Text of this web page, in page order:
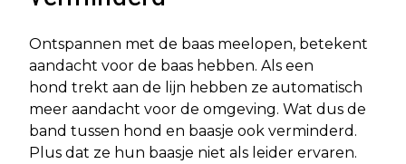
Ontspannen met de baas meelopen, betekent
aandacht voor de baas hebben. Als een
hond trekt aan de lijn hebben ze automatisch
meer aandacht voor de omgeving. Wat dus de
band tussen hond en baasje ook verminderd.
Plus dat ze hun baasje niet als leider ervaren.